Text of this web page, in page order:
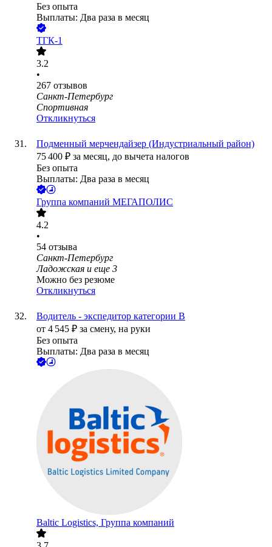
Без опыта
Выплаты: Два раза в месяц
ТГК-1
3.2
•
267 отзывов
Санкт-Петербург
Спортивная
Откликнуться
Подменный мерчендайзер (Индустриальный район)
75 400 ₽ за месяц, до вычета налогов
Без опыта
Выплаты: Два раза в месяц
Группа компаний МЕГАПОЛИС
4.2
•
54 отзыва
Санкт-Петербург
Ладожская и еще 3
Можно без резюме
Откликнуться
Водитель - экспедитор категории В
от 4 545 ₽ за смену, на руки
Без опыта
Выплаты: Два раза в месяц
Baltic Logistics, Группа компаний